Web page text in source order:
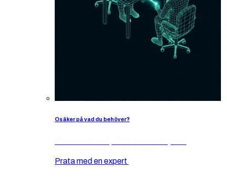
Osäker på vad du behöver?
Prata med en expert